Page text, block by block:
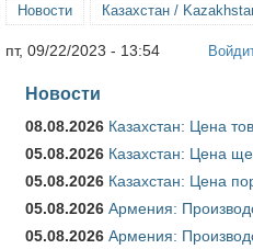
Новости Казахстан /
пт, 09/22/2023 - 13:54
Новости
08.08.2026 Казахстан: Цена
05.08.2026 Казахстан: Цена
05.08.2026 Казахстан: Цена
05.08.2026 Армения:
05.08.2026 Армения: